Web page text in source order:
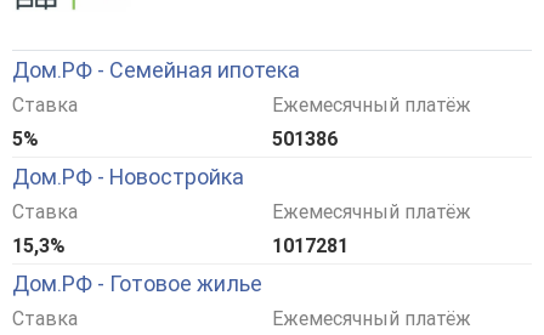
Дом.РФ - Семейная ипотека
Ставка
5%
Ежемесячный платёж
501386
Дом.РФ - Новостройка
Ставка
15,3%
Ежемесячный платёж
1017281
Дом.РФ - Готовое жилье
Ставка
Ежемесячный платёж